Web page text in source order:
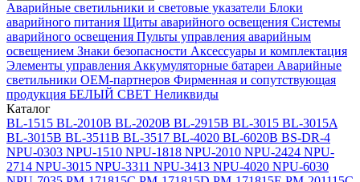
Аварийные светильники и световые указатели Блоки
аварийного питания Щиты аварийного освещения Системы
аварийного освещения Пульты управления аварийным
освещением Знаки безопасности Аксессуары и комплектация
Элементы управления Аккумуляторные батареи Аварийные
светильники ОЕМ-партнеров Фирменная и сопутствующая
продукция БЕЛЫЙ СВЕТ Неликвиды
Каталог
BL-1515 BL-2010B BL-2020B BL-2915B BL-3015 BL-3015A
BL-3015B BL-3511B BL-3517 BL-4020 BL-6020B BS-DR-4
NPU-0303 NPU-1510 NPU-1818 NPU-2010 NPU-2424 NPU-
2714 NPU-3015 NPU-3311 NPU-3413 NPU-4020 NPU-6030